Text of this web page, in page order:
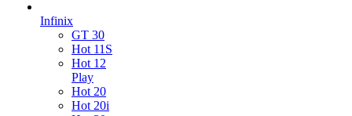
Infinix
GT 30
Hot 11S
Hot 12
Play
Hot 20
Hot 20i